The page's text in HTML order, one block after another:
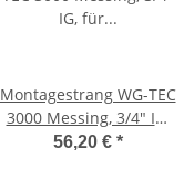
Montagestrang WG-TEC
3000 Messing, 3/4" IG,
für 2" KOAX, inkl.
56,20 € *